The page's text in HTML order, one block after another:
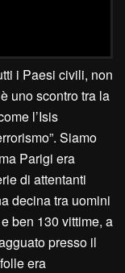
i Paesi civili, non
uno scontro tra la
l’Isis
Siamo
Parigi era
di attentanti
decina tra uomini
ben 130 vittime, a
presso il
era